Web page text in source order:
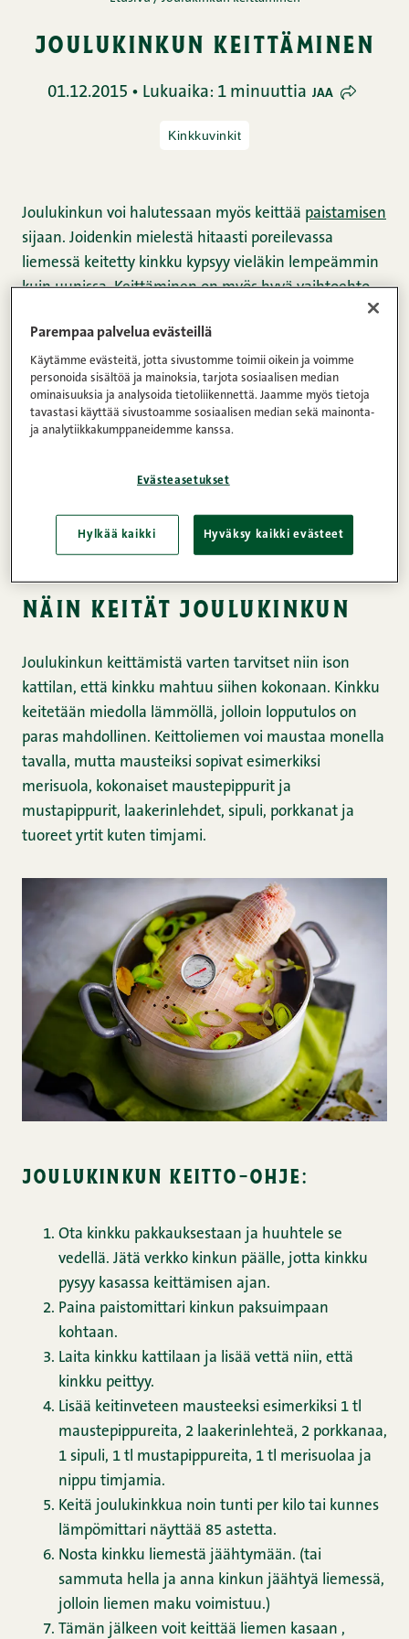
joulukinkun keittäminen
01.12.2015 • Lukuaika: 1 minuuttia JAA
Kinkkuvinkit
Joulukinkun voi halutessaan myös keittää paistamisen
sijaan. Joidenkin mielestä hitaasti poreilevassa
liemessä keitetty kinkku kypsyy vieläkin lempeämmin
kuin uunissa. Keittäminen on myös hyvä vaihtoehto
keittäminen on varsin helppoa.
Snellmanin kunnon joulunkinkut valmistetaan
maailman suomalaisimmasta possusta, nimittäin
omasta maatiaispossustamme. Lue täältä mikä tekee
www.snellman.fi/fi/maatiaispossu
Tutustu maailman suomalaisimpaan possuun!
näin keität joulukinkun
Joulukinkun keittämistä varten tarvitset niin ison
kattilan, että kinkku mahtuu siihen kokonaan. Kinkku
keitetään miedolla lämmöllä, jolloin lopputulos on
paras mahdollinen. Keittoliemen voi maustaa monella
tavalla, mutta mausteiksi sopivat esimerkiksi
merisuola, kokonaiset maustepippurit ja
mustapippurit, laakerinlehdet, sipuli, porkkanat ja
tuoreet yrtit kuten timjami.
joulukinkun keitto-ohje:
Ota kinkku pakkauksestaan ja huuhtele se
vedellä. Jätä verkko kinkun päälle, jotta kinkku
pysyy kasassa keittämisen ajan.
Paina paistomittari kinkun paksuimpaan
kohtaan.
Laita kinkku kattilaan ja lisää vettä niin, että
kinkku peittyy.
Lisää keitinveteen mausteeksi esimerkiksi 1 tl
maustepippureita, 2 laakerinlehteä, 2 porkkanaa,
1 sipuli, 1 tl mustapippureita, 1 tl merisuolaa ja
nippu timjamia.
Keitä joulukinkkua noin tunti per kilo tai kunnes
lämpömittari näyttää 85 astetta.
Nosta kinkku liemestä jäähtymään. (tai
sammuta hella ja anna kinkun jäähtyä liemessä,
jolloin liemen maku voimistuu.)
Tämän jälkeen voit keittää liemen kasaan ,
Parempaa palvelua evästeillä
Käytämme evästeitä, jotta sivustomme toimii oikein ja voimme
personoida sisältöä ja mainoksia, tarjota sosiaalisen median
ominaisuuksia ja analysoida tietoliikennettä. Jaamme myös tietoja
tavastasi käyttää sivustoamme sosiaalisen median sekä mainonta-
ja analytiikkakumppaneidemme kanssa.
Evästeasetukset
Hylkää kaikki Hyväksy kaikki evästeet